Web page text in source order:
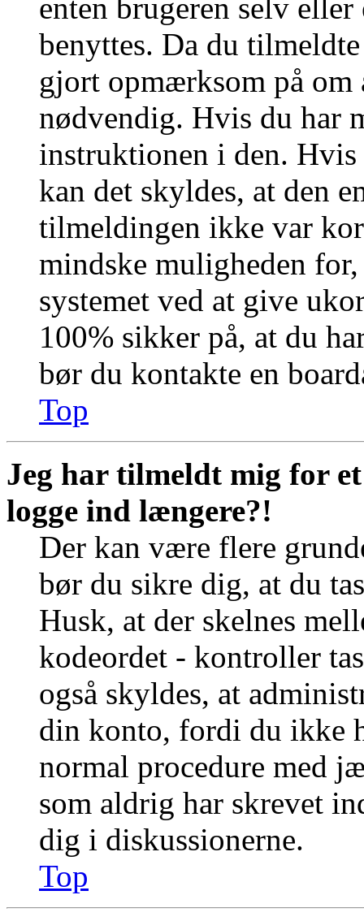
enten brugeren selv
benyttes. Da du
gjort opmærksom på
nødvendig. Hvis du har
instruktionen i den.
kan det skyldes, at den
tilmeldingen ikke var
mindske muligheden
systemet ved at give
100% sikker på, at du
bør du kontakte en
Top
Jeg har tilmeldt mig for
logge ind længere?!
Der kan være flere
bør du sikre dig, at du
Husk, at der skelnes
kodeordet - kontroller
også skyldes, at
din konto, fordi du ikke
normal procedure med
som aldrig har skrevet
dig i diskussionerne.
Top